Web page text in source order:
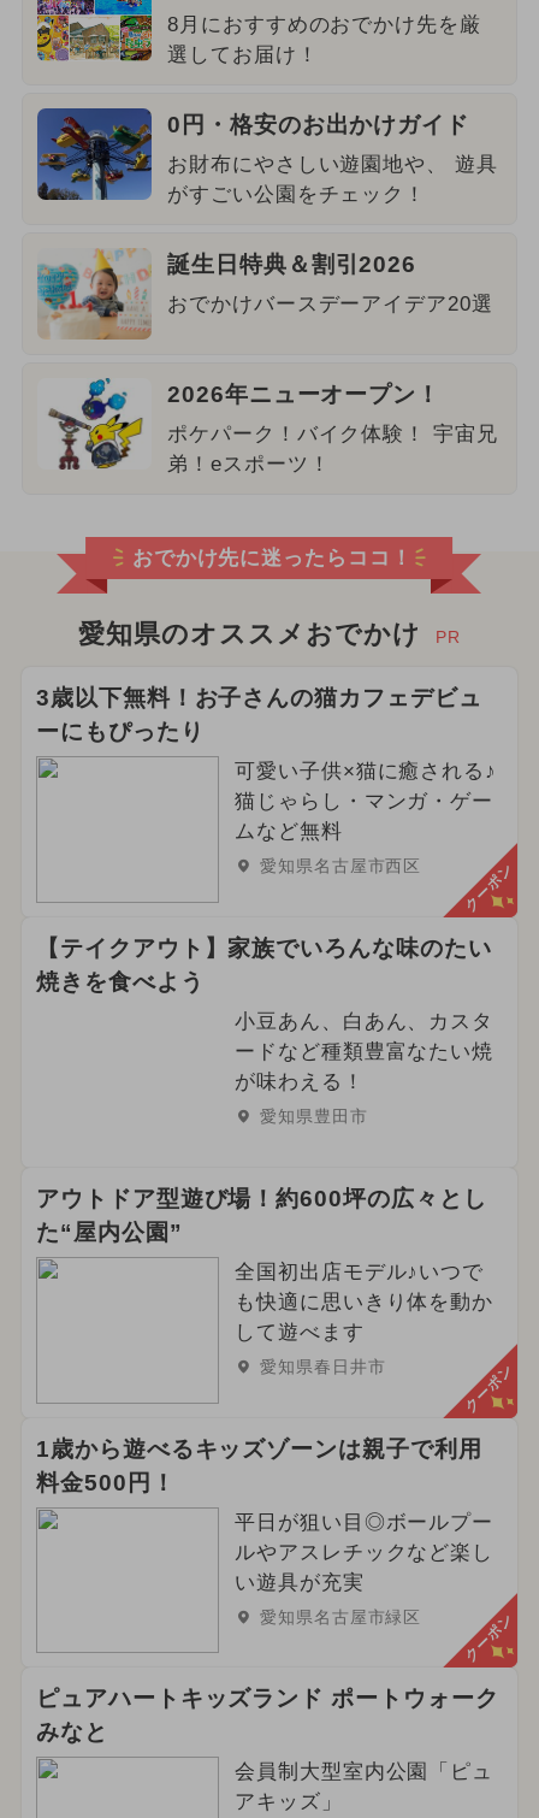
8月におすすめのおでかけ先を厳
選してお届け！
0円・格安のお出かけガイド
お財布にやさしい遊園地や、 遊具
がすごい公園をチェック！
誕生日特典＆割引2026
おでかけバースデーアイデア20選
2026年ニューオープン！
ポケパーク！バイク体験！ 宇宙兄
弟！eスポーツ！
おでかけ先に迷ったらココ！
愛知県のオススメおでかけ PR
3歳以下無料！お子さんの猫カフェデビュ
ーにもぴったり
可愛い子供×猫に癒される♪
猫じゃらし・マンガ・ゲー
ムなど無料
愛知県名古屋市西区 クーポン
【テイクアウト】家族でいろんな味のたい
焼きを食べよう
小豆あん、白あん、カスタ
ードなど種類豊富なたい焼
が味わえる！
愛知県豊田市
アウトドア型遊び場！約600坪の広々とし
た“屋内公園”
全国初出店モデル♪いつで
も快適に思いきり体を動か
して遊べます
愛知県春日井市 クーポン
1歳から遊べるキッズゾーンは親子で利用
料金500円！
平日が狙い目◎ボールプー
ルやアスレチックなど楽し
い遊具が充実
愛知県名古屋市緑区 クーポン
ピュアハートキッズランド ポートウォーク
みなと
会員制大型室内公園「ピュ
アキッズ」